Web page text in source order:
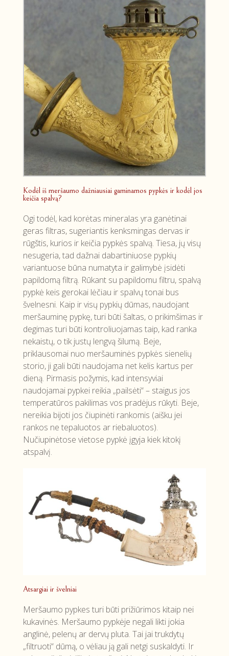
Kodėl iš meršaumo dažniausiai gaminamos pypkės ir kodėl jos
keičia spalvą?
Ogi todėl, kad korėtas mineralas yra ganėtinai
geras filtras, sugeriantis kenksmingas dervas ir
rūgštis, kurios ir keičia pypkės spalvą. Tiesa, jų visų
nesugeria, tad dažnai dabartiniuose pypkių
variantuose būna numatyta ir galimybė įsidėti
papildomą filtrą. Rūkant su papildomu filtru, spalvą
pypkė keis gerokai lėčiau ir spalvų tonai bus
švelnesni. Kaip ir visų pypkių dūmas, naudojant
meršauminę pypkę, turi būti šaltas, o prikimšimas ir
degimas turi būti kontroliuojamas taip, kad ranka
nekaistų, o tik justų lengvą šilumą. Beje,
priklausomai nuo meršauminės pypkės sienelių
storio, ji gali būti naudojama net kelis kartus per
dieną. Pirmasis požymis, kad intensyviai
naudojamai pypkei reikia „pailsėti“ – staigus jos
temperatūros pakilimas vos pradėjus rūkyti. Beje,
nereikia bijoti jos čiupinėti rankomis (aišku jei
rankos ne tepaluotos ar riebaluotos).
Nučiupinėtose vietose pypkė įgyja kiek kitokį
atspalvį.
Atsargiai ir švelniai
Meršaumo pypkes turi būti prižiūrimos kitaip nei
kukavinės. Meršaumo pypkėje negali likti jokia
anglinė, pelenų ar dervų pluta. Tai jai trukdytų
„filtruoti“ dūmą, o vėliau ją gali netgi suskaldyti. Ir